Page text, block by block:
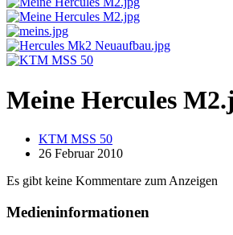
Meine Hercules
KTM MSS 50
26 Februar 2010
Es gibt keine Kommentare zum Anzeigen
Medieninformationen